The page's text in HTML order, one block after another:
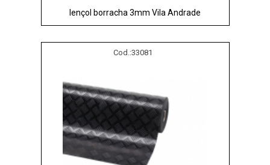
lençol borracha 3mm Vila Andrade
Cod.:33081